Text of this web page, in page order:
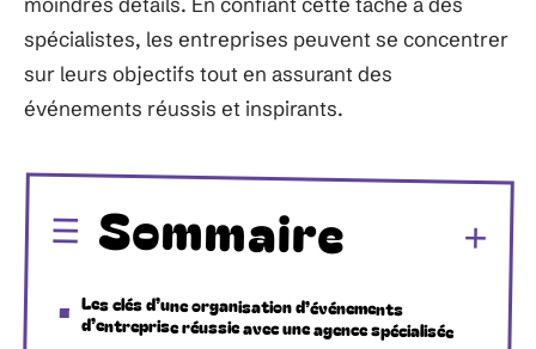
spécialistes, les entreprises peuvent se concentrer
sur leurs objectifs tout en assurant des
événements réussis et inspirants.
Sommaire
Les clés d’une organisation d’événements
d’entreprise réussie avec une agence spécialisée